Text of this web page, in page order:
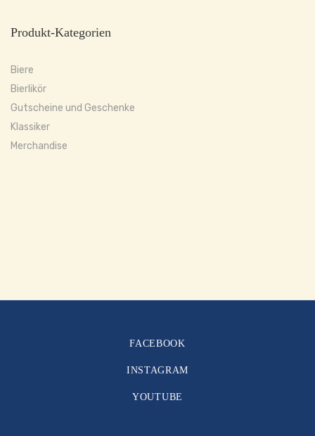
Produkt-Kategorien
Biere
Bierlikör
Gutscheine und Geschenke
Klassiker
Merchandise
FACEBOOK
INSTAGRAM
YOUTUBE